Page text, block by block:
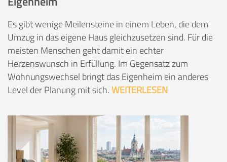
Es gibt wenige Meilensteine in einem Leben, die dem
Umzug in das eigene Haus gleichzusetzen sind. Für die
meisten Menschen geht damit ein echter
Herzenswunsch in Erfüllung. Im Gegensatz zum
Wohnungswechsel bringt das Eigenheim ein anderes
Level der Planung mit sich.WEITERLESEN